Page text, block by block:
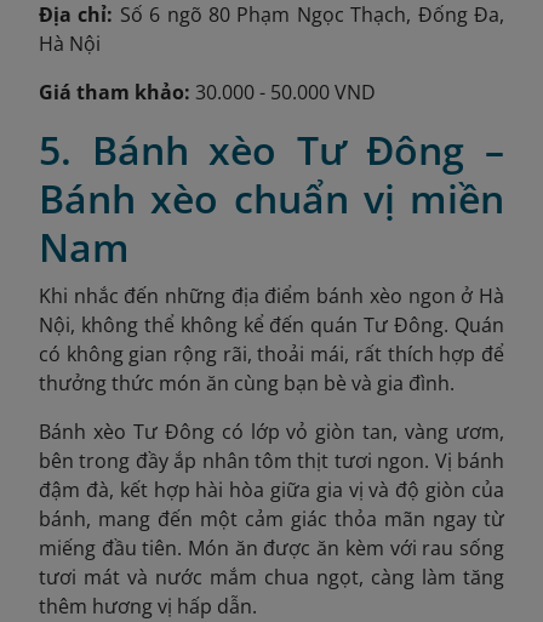
Địa chỉ: Số 6 ngõ 80 Phạm Ngọc Thạch, Đống Đa,
Hà Nội
Giá tham khảo: 30.000 - 50.000 VND
5. Bánh xèo Tư Đông –
Bánh xèo chuẩn vị miền
Nam
Khi nhắc đến những địa điểm bánh xèo ngon ở Hà
Nội, không thể không kể đến quán Tư Đông. Quán
có không gian rộng rãi, thoải mái, rất thích hợp để
thưởng thức món ăn cùng bạn bè và gia đình.
Bánh xèo Tư Đông có lớp vỏ giòn tan, vàng ươm,
bên trong đầy ắp nhân tôm thịt tươi ngon. Vị bánh
đậm đà, kết hợp hài hòa giữa gia vị và độ giòn của
bánh, mang đến một cảm giác thỏa mãn ngay từ
miếng đầu tiên. Món ăn được ăn kèm với rau sống
tươi mát và nước mắm chua ngọt, càng làm tăng
thêm hương vị hấp dẫn.